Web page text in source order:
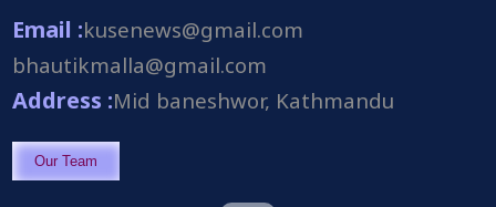
Email :kusenews@gmail.com
bhautikmalla@gmail.com
Address :Mid baneshwor, Kathmandu
Our Team